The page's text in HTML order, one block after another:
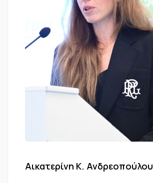
Αικατερίνη Κ. Ανδρεοπούλου